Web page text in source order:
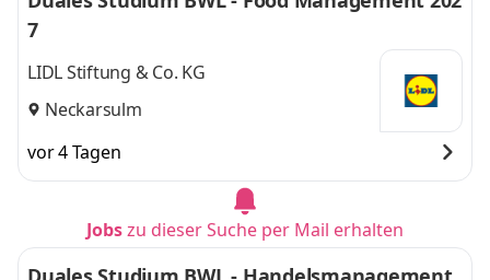
7
LIDL Stiftung & Co. KG
Neckarsulm
vor 4 Tagen
Jobszu dieser Suche per Mail erhalten